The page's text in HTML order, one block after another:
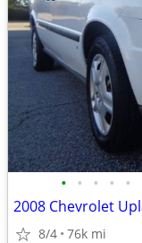
• • • • •
2008 Chevrolet
8/4 76k mi